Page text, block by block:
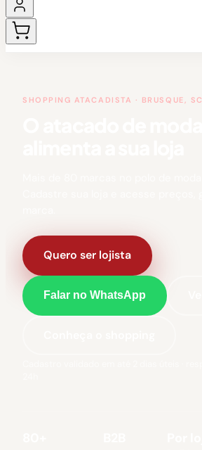
SHOPPING ATACADISTA · BRUSQUE, SC
Quero ser lojista
Falar no WhatsApp